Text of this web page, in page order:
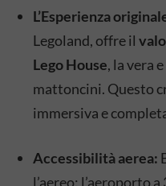
L’Esperienza
Legoland, offre il
Lego House, la vera
mattoncini. Questo
immersiva e
Accessibilità aerea:
l’aereo: l’aeroporto